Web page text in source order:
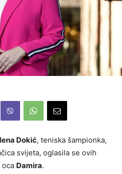
Dokić, teniska šampionka,
svijeta, oglasila se ovih
Damira.